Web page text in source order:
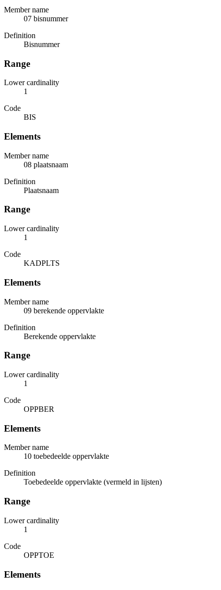
Member name
07 bisnummer
Definition
Bisnummer
Range
Lower cardinality
1
Code
BIS
Elements
Member name
08 plaatsnaam
Definition
Plaatsnaam
Range
Lower cardinality
1
Code
KADPLTS
Elements
Member name
09 berekende oppervlakte
Definition
Berekende oppervlakte
Range
Lower cardinality
1
Code
OPPBER
Elements
Member name
10 toebedeelde oppervlakte
Definition
Toebedeelde oppervlakte (vermeld in lijsten)
Range
Lower cardinality
1
Code
OPPTOE
Elements